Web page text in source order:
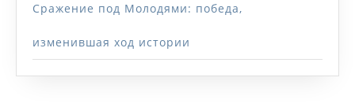
Сражение под Молодями: победа,
изменившая ход истории